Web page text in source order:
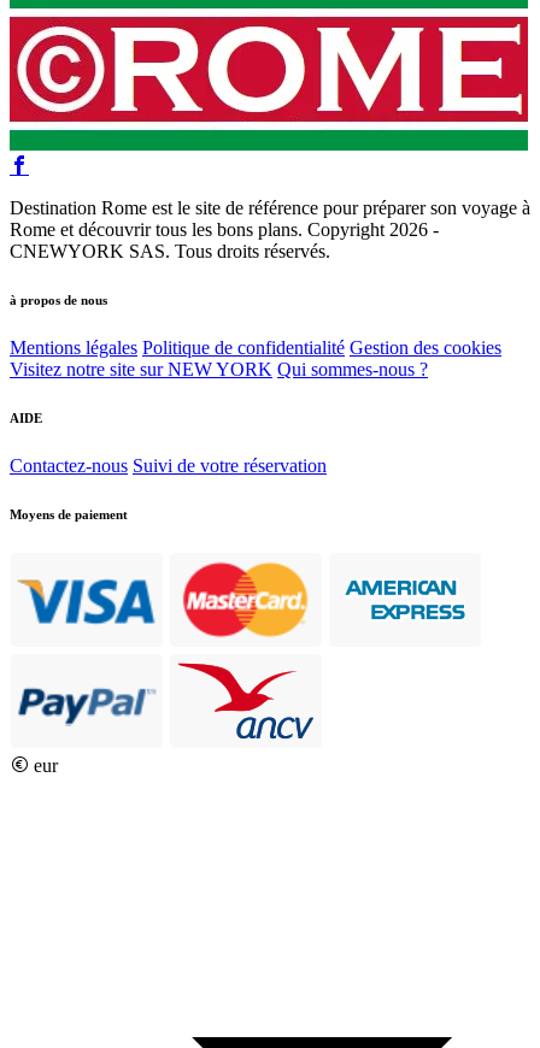
Destination Rome est le site de référence pour préparer son voyage à
Rome et découvrir tous les bons plans. Copyright 2026 -
CNEWYORK SAS. Tous droits réservés.
à propos de nous
Mentions légales Politique de confidentialité Gestion des cookies
Visitez notre site sur NEW YORK Qui sommes-nous ?
AIDE
Contactez-nous Suivi de votre réservation
Moyens de paiement
eur